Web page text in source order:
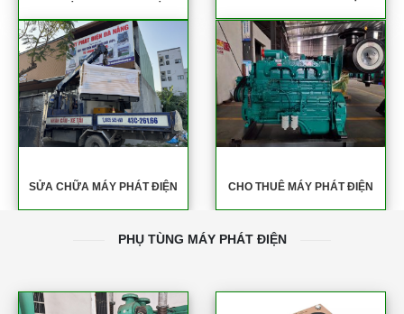
SỬA CHỮA MÁY PHÁT ĐIỆN CHO THUÊ MÁY PHÁT ĐIỆN
PHỤ TÙNG MÁY PHÁT ĐIỆN